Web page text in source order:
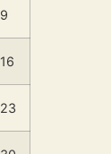
9
16
23